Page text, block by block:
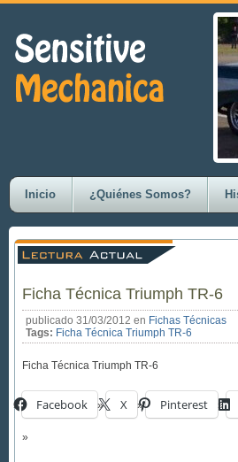
Inicio ¿Quiénes Somos?
Ficha Técnica Triumph TR-6
publicado 31/03/2012 en Fichas Técnicas
Tags: Ficha Técnica Triumph TR-6
Ficha Técnica Triumph TR-6
Facebook X Pinterest